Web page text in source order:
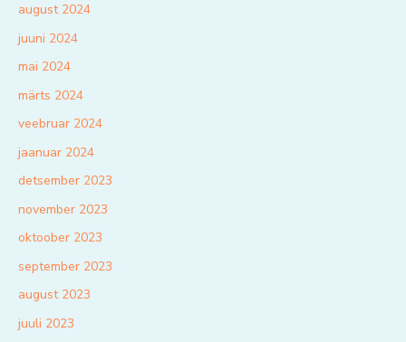
august 2024
juuni 2024
mai 2024
märts 2024
veebruar 2024
jaanuar 2024
detsember 2023
november 2023
oktoober 2023
september 2023
august 2023
juuli 2023